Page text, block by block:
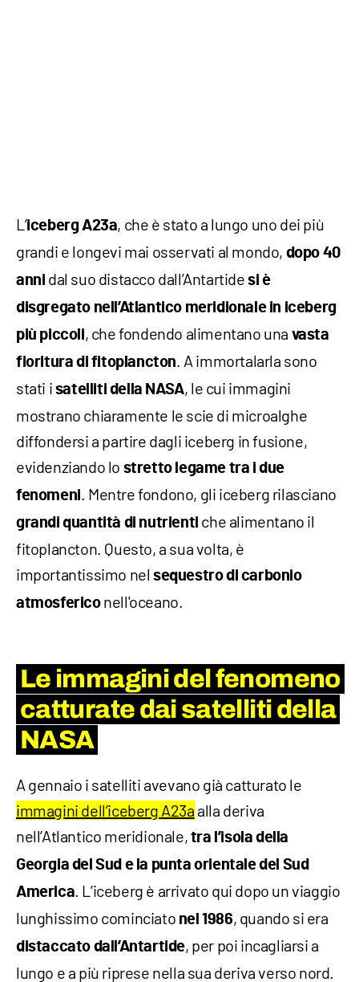
L’iceberg A23a, che è stato a lungo uno dei più
grandi e longevi mai osservati al mondo, dopo 40
anni dal suo distacco dall’Antartidesi è
disgregato nell’Atlantico meridionale in iceberg
più piccoli, che fondendo alimentano una vasta
fioritura di fitoplancton. A immortalarla sono
stati i satelliti della NASA, le cui immagini
mostrano chiaramente le scie di microalghe
diffondersi a partire dagli iceberg in fusione,
evidenziando lo stretto legame tra i due
fenomeni. Mentre fondono, gli iceberg rilasciano
grandi quantità di nutrienti che alimentano il
fitoplancton. Questo, a sua volta, è
importantissimo nelsequestro di carbonio
atmosfericonell'oceano.
Le immagini del fenomeno
catturate dai satelliti della
NASA
A gennaio i satelliti avevano già catturato le
immagini dell’iceberg A23a alla deriva
nell’Atlantico meridionale, tra l’isola della
Georgia del Sud e la punta orientale del Sud
America. L’iceberg è arrivato qui dopo un viaggio
lunghissimo cominciato nel 1986, quando si era
distaccato dall’Antartide, per poi incagliarsi a
lungo e a più riprese nella sua deriva verso nord.